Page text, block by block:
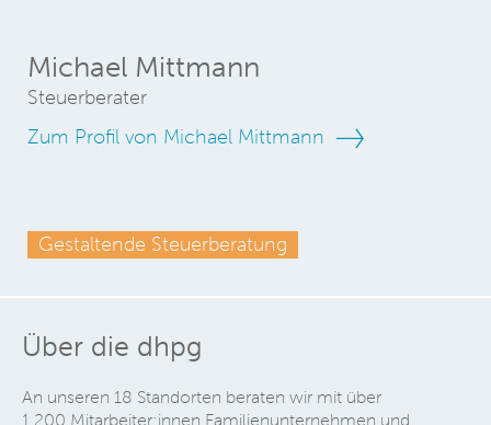
Michael Mittmann
Steuerberater
Zum Profil von Michael Mittmann
Gestaltende Steuerberatung
Über die dhpg
An unseren 18 Standorten beraten wir mit über
1.200 Mitarbeiter:innen Familienunternehmen und